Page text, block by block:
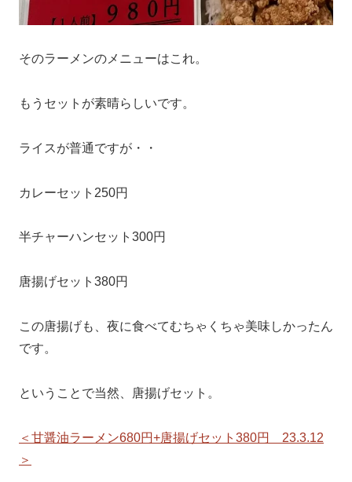
そのラーメンのメニューはこれ。
もうセットが素晴らしいです。
ライスが普通ですが・・
カレーセット250円
半チャーハンセット300円
唐揚げセット380円
この唐揚げも、夜に食べてむちゃくちゃ美味しかったん
です。
ということで当然、唐揚げセット。
＜甘醤油ラーメン680円+唐揚げセット380円 23.3.12
＞